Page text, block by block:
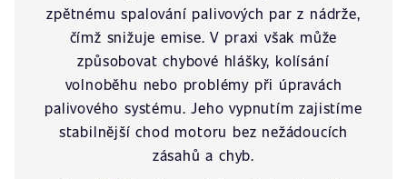
zpětnému spalování palivových par z nádrže,
čímž snižuje emise. V praxi však může
způsobovat chybové hlášky, kolísání
volnoběhu nebo problémy při úpravách
palivového systému. Jeho vypnutím zajistíme
stabilnější chod motoru bez nežádoucích
zásahů a chyb.